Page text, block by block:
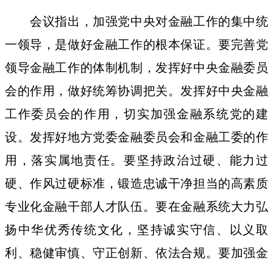
会议指出，加强党中央对金融工作的集中统
一领导，是做好金融工作的根本保证。要完善党
领导金融工作的体制机制，发挥好中央金融委员
会的作用，做好统筹协调把关。发挥好中央金融
工作委员会的作用，切实加强金融系统党的建
设。发挥好地方党委金融委员会和金融工委的作
用，落实属地责任。要坚持政治过硬、能力过
硬、作风过硬标准，锻造忠诚干净担当的高素质
专业化金融干部人才队伍。要在金融系统大力弘
扬中华优秀传统文化，坚持诚实守信、以义取
利、稳健审慎、守正创新、依法合规。要加强金